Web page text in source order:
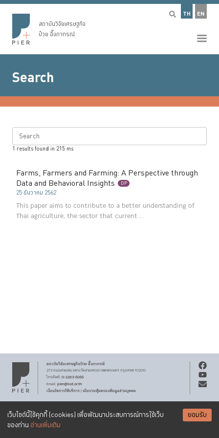
เว็บไซต์นี้ใช้คุกกี้ (cookies) เพื่อพัฒนาประสบการณ์การใช้เว็บ
ของท่าน อ่านเพิ่มเติม
ยอมรับ
TH EN
สถาบันวิจัยเศรษฐกิจ
ป๋วย อึ๊งภากรณ์
Search
Search
1 results found in 215 ms
Farms, Farmers and Farming: A Perspective through
Data and Behavioral Insights
DP
25 ธันวาคม 2562
This paper aims to contribute to a better understanding of
Thai agriculture, the sector that current ...
สถาบันวิจัยเศรษฐกิจป๋วย อึ๊งภากรณ์
273 ถนนสามเสนแขวงวัดสามพระยาเขตพระนครกรุงเทพฯ 10200
โทรศัพท์: 0-2283-6066
Email: pier@bot.or.th
เงื่อนไขการให้บริการ|นโยบายคุ้มครองข้อมูลส่วนบุคคล
เอกสารเผยแพร่ทุกชิ้นสงวนสิทธิ์ภายใต้สัญญาอนุญาตCreative Commons
Attribution-NonCommercial-ShareAlike 3.0 Unported license SUBSCRIBE